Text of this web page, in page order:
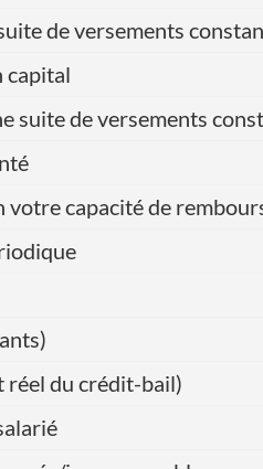
de versements
capital
suite de versements
votre capacité de
réel du crédit-bail)